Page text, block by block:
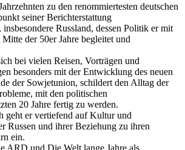
zu den renommiertesten deutschen
seiner Berichterstattung
Russland, dessen Politik er mit
der 50er Jahre begleitet und
bei vielen Reisen, Vorträgen und
besonders mit der Entwicklung des neuen
der Sowjetunion, schildert den Alltag der
mit den politischen
20 Jahre fertig zu werden.
geht er vertiefend auf Kultur und
Russen und ihrer Beziehung zu ihren
ein.
ARD und Die Welt lange Jahre als